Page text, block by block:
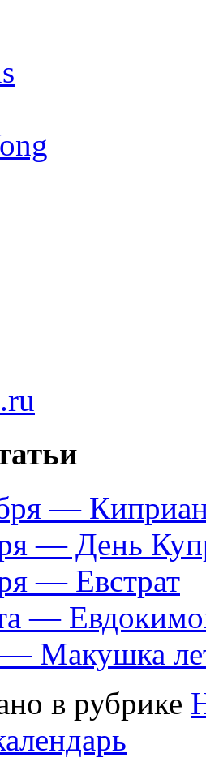
—
— День
— Евстрат
—
Макушка
в рубрике